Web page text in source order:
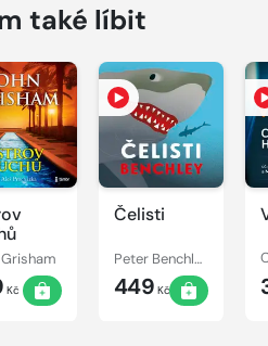
také líbit
Kč
Čelisti
Peter Benchley
449 Kč